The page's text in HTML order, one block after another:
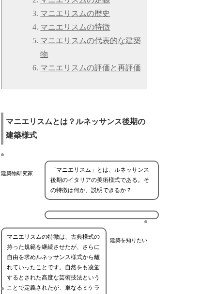
マニエリスムの歴史
マニエリスムの特徴
マニエリスムの代表的な建築
物
マニエリスムの評価と再評価
マニエリスムとは？ルネッサンス後期の
建築様式
建築物研究家
「マニエリスム」とは、ルネッサンス
後期のイタリアの美術様式である。そ
の特徴は何か、説明できるか？
建築を知りたい
マニエリスムの特徴は、古典様式の
持った規範を継続させたが、さらに
自由を求めルネッサンス様式から離
れていったことです。自然をも凌駕
するとされた高度な芸術技法という
ことで定義されたが、単なるミケラ